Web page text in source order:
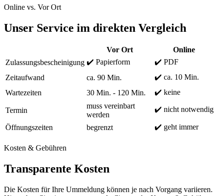
Online vs. Vor Ort
Unser Service im direkten Vergleich
Vor Ort
Online
Zulassungsbescheinigung ✔️ Papierform
✔️ PDF
Zeitaufwand
ca. 90 Min.
✔️ ca. 10 Min.
Wartezeiten
30 Min. - 120 Min. ✔️ keine
Termin
muss vereinbart
werden
✔️ nicht notwendig
Öffnungszeiten begrenzt ✔️ geht immer
Kosten & Gebühren
Transparente Kosten
Die Kosten für Ihre Ummeldung können je nach Vorgang variieren.